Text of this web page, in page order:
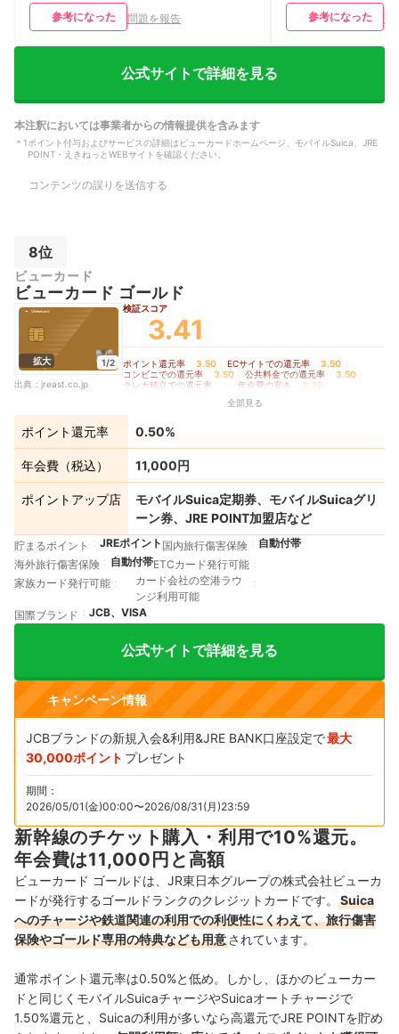
シーン：スーパー・ドラッグストア、交
通費、旅行・出張 月間利用額：1～3万
有カード枚数：3枚
参考になった 問題を報告
利用額：1～3万円
ポイント：ポイン
参考になった
公式サイトで詳細を見る
本注釈においては事業者からの情報提供を含みます
＊ 1 ポイント付与およびサービスの詳細はビューカードホームページ、モバイルSuica、JRE
POINT・えきねっとWEBサイトを確認ください。
コンテンツの誤りを送信する
8位
ビューカード
ビューカード ゴールド
拡大
1/2
出典： jreast.co.jp
検証スコア
3.41
ポイント還元率 3.50 ECサイトでの還元率 3.50
コンビニでの還元率 3.50 公共料金での還元率 3.50
クレカ積立での還元率 年会費の安さ
3.30
全部見る
ポイント還元率 0.50%
年会費（税込） 11,000円
ポイントアップ店
モバイルSuica定期券、モバイルSuicaグリ
ーン券、JRE POINT加盟店など
貯まるポイント JREポイント 国内旅行傷害保険
自動付帯
海外旅行傷害保険
自動付帯ETCカード発行可能
家族カード発行可能
カード会社の空港ラウ
ンジ利用可能
国際ブランド
JCB、VISA
公式サイトで詳細を見る
キャンペーン情報
JCBブランドの新規入会&利用&JRE BANK口座設定で最大
30,000ポイント プレゼント
期間：
2026/05/01(金)00:00〜2026/08/31(月)23:59
新幹線のチケット購入・利用で10%還元。
年会費は11,000円と高額
ビューカード ゴールドは、JR東日本グループの株式会社ビューカ
ードが発行するゴールドランクのクレジットカードです。
Suica
へのチャージや鉄道関連の利用での利便性にくわえて、旅行傷害
保険やゴールド専用の特典なども用意されています。
通常ポイント還元率は0.50%と低め。しかし、ほかのビューカー
ドと同じくモバイルSuicaチャージやSuicaオートチャージで
1.50%還元と、Suicaの利用が多いなら高還元でJRE POINTを貯め